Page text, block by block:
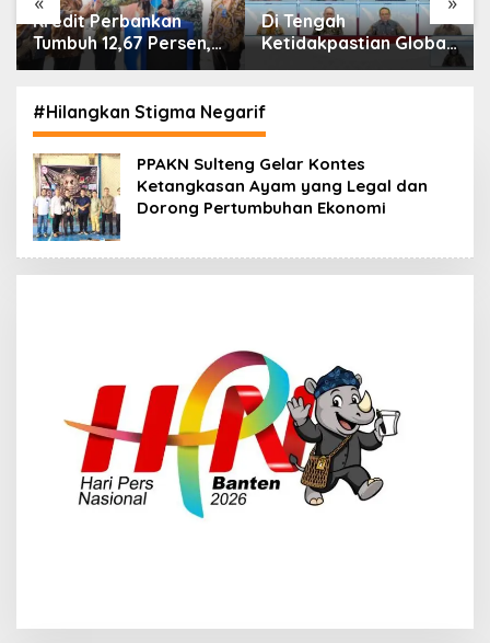
Di Tengah
Ketidakpastian Global,
OJK Pastikan
Keuangan Tetap
Terjaga
IHSG Menguat, Jumlah
Investor Pasar Modal
Tembus 30 Juta per
#Hilangkan Stigma Negarif
PPAKN Sulteng Gelar Kontes
Ketangkasan Ayam yang Legal dan
Dorong Pertumbuhan Ekonomi